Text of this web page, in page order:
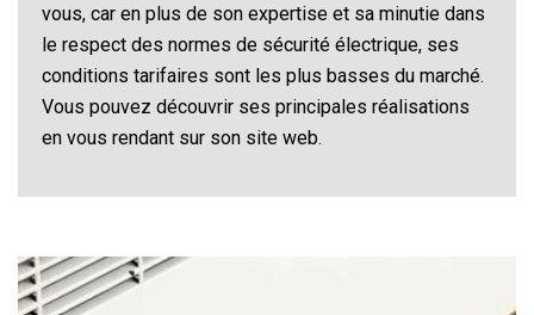
vous, car en plus de son expertise et sa minutie dans
le respect des normes de sécurité électrique, ses
conditions tarifaires sont les plus basses du marché.
Vous pouvez découvrir ses principales réalisations
en vous rendant sur son site web.